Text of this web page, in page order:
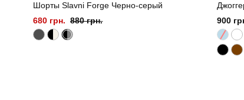
Шорты Slavni Forge Черно-серый
680 грн. 880 грн.
900